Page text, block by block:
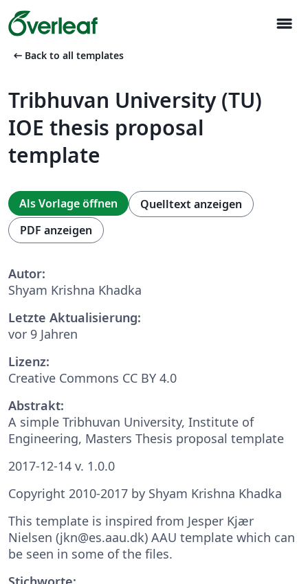
menu
arrow_left_alt Back to all templates
Tribhuvan University (TU)
IOE thesis proposal
template
Als Vorlage öffnen
Quelltext anzeigen
PDF anzeigen
Autor:
Shyam Krishna Khadka
Letzte Aktualisierung:
vor 9 Jahren
Lizenz:
Creative Commons CC BY 4.0
Abstrakt:
A simple Tribhuvan University, Institute of
Engineering, Masters Thesis proposal template
2017-12-14 v. 1.0.0
Copyright 2010-2017 by Shyam Krishna Khadka
This template is inspired from Jesper Kjær
Nielsen (jkn@es.aau.dk) AAU template which can
be seen in some of the files.